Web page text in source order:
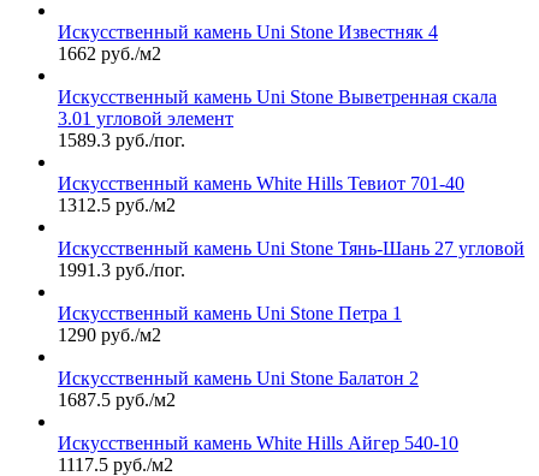
Искусственный камень Uni Stone Известняк 4
1662 руб./м2
Искусственный камень Uni Stone Выветренная скала
3.01 угловой элемент
1589.3 руб./пог.
Искусственный камень White Hills Тевиот 701-40
1312.5 руб./м2
Искусственный камень Uni Stone Тянь-Шань 27 угловой
1991.3 руб./пог.
Искусственный камень Uni Stone Петра 1
1290 руб./м2
Искусственный камень Uni Stone Балатон 2
1687.5 руб./м2
Искусственный камень White Hills Айгер 540-10
1117.5 руб./м2